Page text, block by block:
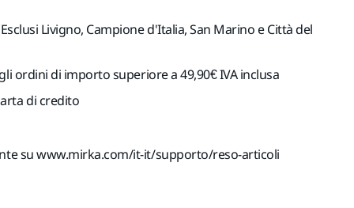
Livigno, Campione d'Italia, San Marino e Città del
ordini di importo superiore a 49,90€ IVA inclusa
di credito
su www.mirka.com/it-it/supporto/reso-articoli